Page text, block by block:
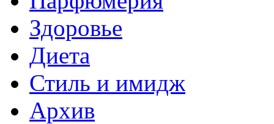
Здоровье
Диета
Стиль и имидж
Архив